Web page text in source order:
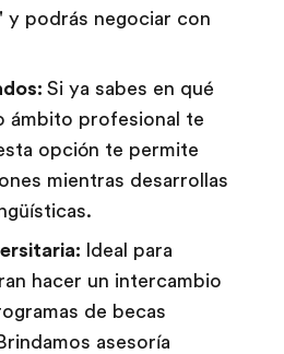
y podrás negociar con
Si ya sabes en qué
ámbito profesional te
opción te permite
mientras desarrollas
Ideal para
hacer un intercambio
de becas
asesoría